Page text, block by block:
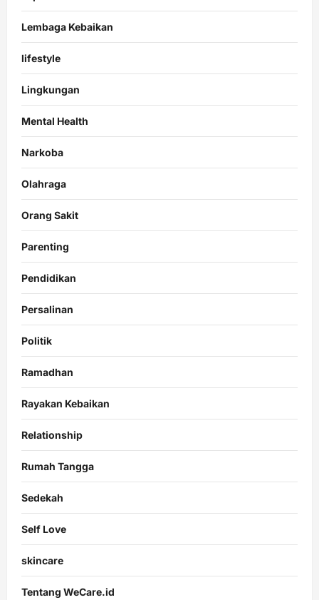
Lembaga Kebaikan
lifestyle
Lingkungan
Mental Health
Narkoba
Olahraga
Orang Sakit
Parenting
Pendidikan
Persalinan
Politik
Ramadhan
Rayakan Kebaikan
Relationship
Rumah Tangga
Sedekah
Self Love
skincare
Tentang WeCare.id